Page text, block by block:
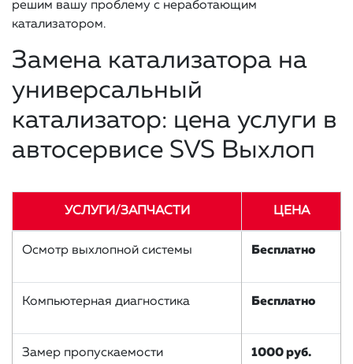
решим вашу проблему с неработающим
катализатором.
Замена катализатора на
универсальный
катализатор: цена услуги в
автосервисе SVS Выхлоп
УСЛУГИ/ЗАПЧАСТИ ЦЕНА
Осмотр выхлопной системы Бесплатно
Компьютерная диагностика Бесплатно
Замер пропускаемости
1000 руб.